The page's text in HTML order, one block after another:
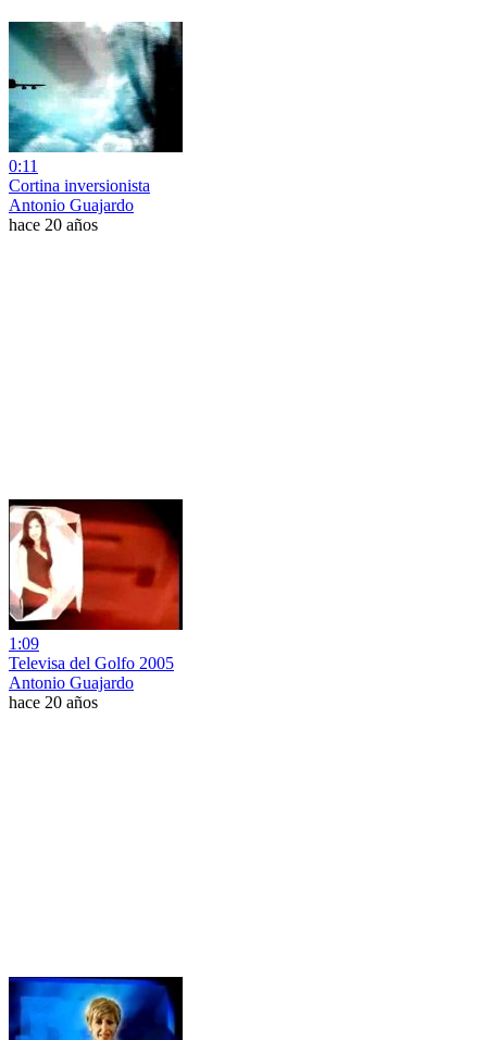
0:11
Cortina inversionista
Antonio Guajardo
hace 20 años
1:09
Televisa del Golfo 2005
Antonio Guajardo
hace 20 años